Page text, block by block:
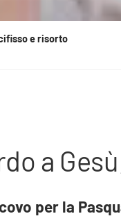
e risorto
a
per la